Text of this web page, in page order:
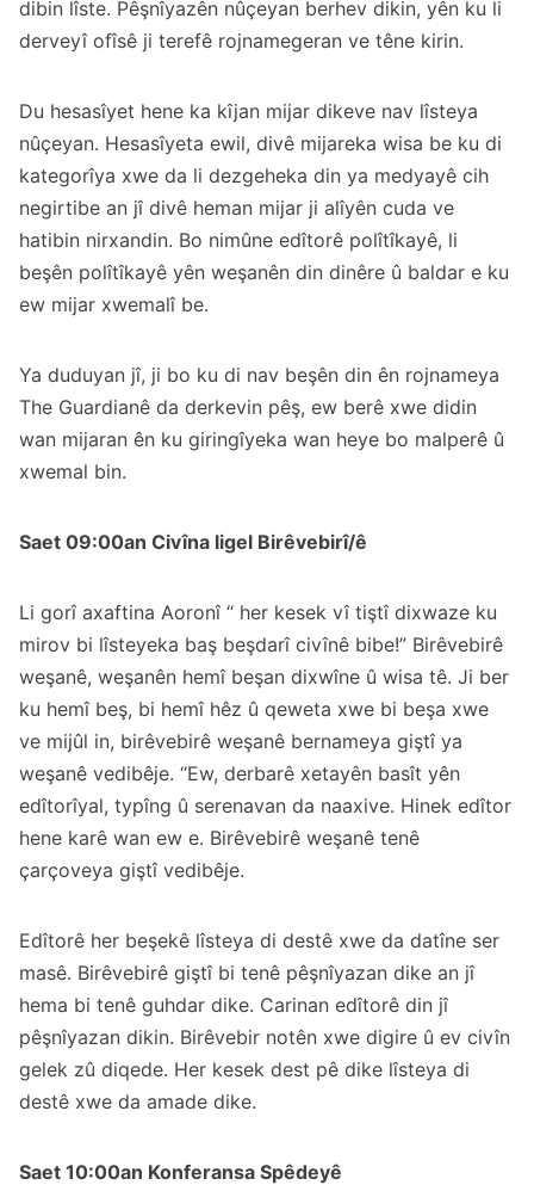
dibin lîste. Pêşnîyazên nûçeyan berhev dikin, yên ku li
derveyî ofîsê ji terefê rojnamegeran ve têne kirin.
Du hesasîyet hene ka kîjan mijar dikeve nav lîsteya
nûçeyan. Hesasîyeta ewil, divê mijareka wisa be ku di
kategorîya xwe da li dezgeheka din ya medyayê cih
negirtibe an jî divê heman mijar ji alîyên cuda ve
hatibin nirxandin. Bo nimûne edîtorê polîtîkayê, li
beşên polîtîkayê yên weşanên din dinêre û baldar e ku
ew mijar xwemalî be.
Ya duduyan jî, ji bo ku di nav beşên din ên rojnameya
The Guardianê da derkevin pêş, ew berê xwe didin
wan mijaran ên ku giringîyeka wan heye bo malperê û
xwemal bin.
Saet 09:00an Civîna ligel Birêvebirî/ê
Li gorî axaftina Aoronî “ her kesek vî tiştî dixwaze ku
mirov bi lîsteyeka baş beşdarî civînê bibe!” Birêvebirê
weşanê, weşanên hemî beşan dixwîne û wisa tê. Ji ber
ku hemî beş, bi hemî hêz û qeweta xwe bi beşa xwe
ve mijûl in, birêvebirê weşanê bernameya giştî ya
weşanê vedibêje. “Ew, derbarê xetayên basît yên
edîtorîyal, typîng û serenavan da naaxive. Hinek edîtor
hene karê wan ew e. Birêvebirê weşanê tenê
çarçoveya giştî vedibêje.
Edîtorê her beşekê lîsteya di destê xwe da datîne ser
masê. Birêvebirê giştî bi tenê pêşnîyazan dike an jî
hema bi tenê guhdar dike. Carinan edîtorê din jî
pêşnîyazan dikin. Birêvebir notên xwe digire û ev civîn
gelek zû diqede. Her kesek dest pê dike lîsteya di
destê xwe da amade dike.
Saet 10:00an Konferansa Spêdeyê